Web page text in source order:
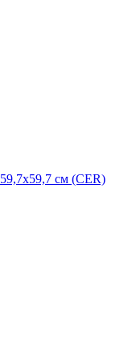
см (CER)